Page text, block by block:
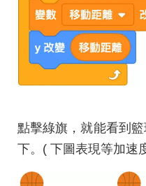
點擊綠旗，就能看到
下。( 下圖表現等加速